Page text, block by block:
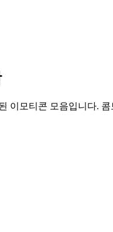
이모티콘 모음입니다.